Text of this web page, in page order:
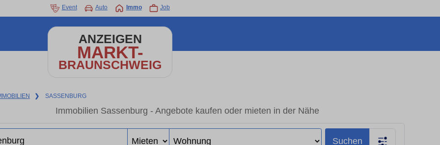
Event Auto Immo Job
ANZEIGEN
MARKT-
BRAUNSCHWEIG
❯ SASSENBURG
Immobilien Sassenburg - Angebote kaufen oder mieten in der Nähe
Suchen